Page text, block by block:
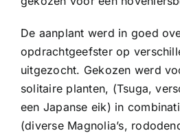
De aanplant werd in goed
opdrachtgeefster op
uitgezocht. Gekozen werd
solitaire planten, (Tsuga,
een Japanse eik) in
(diverse Magnolia’s,